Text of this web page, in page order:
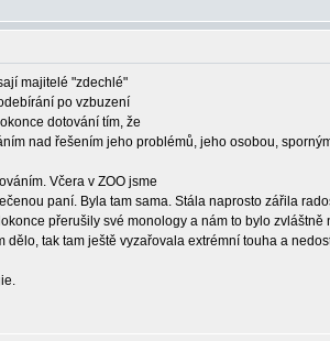
majitelé "zdechlé"
po vzbuzení
dotování tím, že
nad řešením jeho problémů, jeho osobou,
Včera v ZOO jsme
paní. Byla tam sama. Stála naprosto zářila
přerušily své monology a nám to bylo
tak tam ještě vyzařovala extrémní touha a